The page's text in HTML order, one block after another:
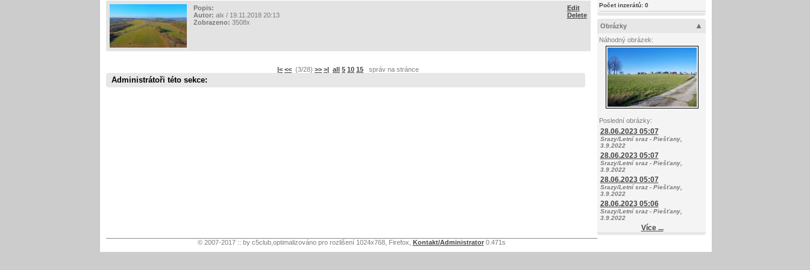
Popis:
Autor: alx / 19.11.2018 20:13
Zobrazeno: 3508x
Edit
Delete
|< << (3/28) >> >| all 5 10 15 správ na stránce
Administrátoři této sekce:
Počet inzerátů: 0
Obrázky
Náhodný obrázek:
Poslední obrázky:
28.06.2023 05:07
Srazy/Letní sraz - Piešťany,
3.9.2022
28.06.2023 05:07
Srazy/Letní sraz - Piešťany,
3.9.2022
28.06.2023 05:07
Srazy/Letní sraz - Piešťany,
3.9.2022
28.06.2023 05:06
Srazy/Letní sraz - Piešťany,
3.9.2022
Více ...
© 2007-2017 :: by c5club,optimalizováno pro rozlišení 1024x768, Firefox, Kontakt/Administrator 0.471s